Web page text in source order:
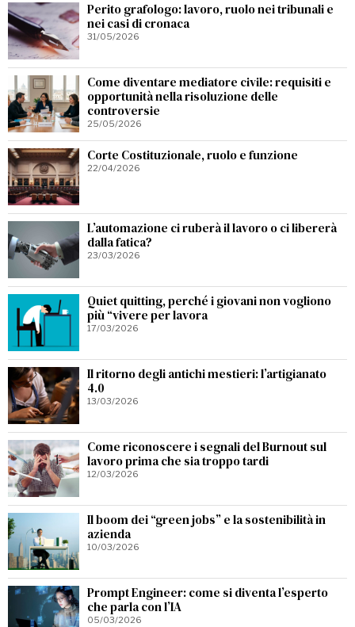
Perito grafologo: lavoro, ruolo nei tribunali e
nei casi di cronaca
31/05/2026
Come diventare mediatore civile: requisiti e
opportunità nella risoluzione delle
controversie
25/05/2026
Corte Costituzionale, ruolo e funzione
22/04/2026
L’automazione ci ruberà il lavoro o ci libererà
dalla fatica?
23/03/2026
Quiet quitting, perché i giovani non vogliono
più “vivere per lavora
17/03/2026
Il ritorno degli antichi mestieri: l’artigianato
4.0
13/03/2026
Come riconoscere i segnali del Burnout sul
lavoro prima che sia troppo tardi
12/03/2026
Il boom dei “green jobs” e la sostenibilità in
azienda
10/03/2026
Prompt Engineer: come si diventa l’esperto
che parla con l’IA
05/03/2026